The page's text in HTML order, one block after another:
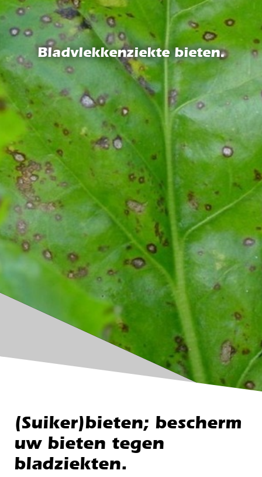
Bladvlekkenziekte bieten.
(Suiker)bieten; bescherm
uw bieten tegen
bladziekten.